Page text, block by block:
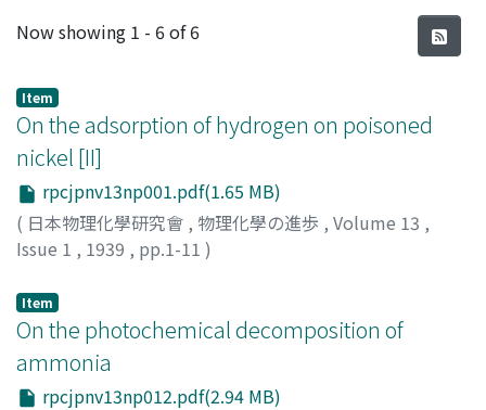
Recent Submissions
Now showing 1 - 6 of 6
Item
On the adsorption of hydrogen on poisoned
nickel [II]
rpcjpnv13np001.pdf(1.65 MB)
( 日本物理化學研究會 , 物理化學の進歩 , Volume 13 ,
Issue 1 , 1939 , pp.1-11 )
ウItem
On the photochemical decomposition of
ammonia
rpcjpnv13np012.pdf(2.94 MB)